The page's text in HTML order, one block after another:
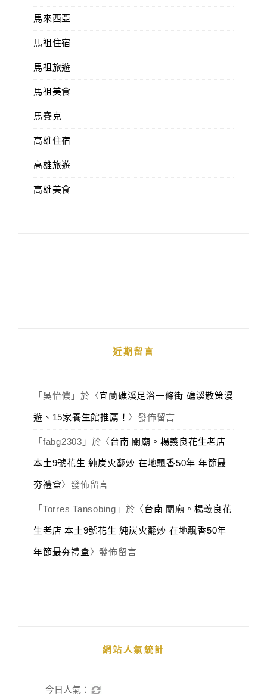
馬來西亞
馬祖住宿
馬祖旅遊
馬祖美食
馬賽克
高雄住宿
高雄旅遊
高雄美食
近期留言
「 吳怡儂 」於〈宜蘭礁溪足浴一條街 礁溪散策漫
遊、15家養生館推薦！ 〉發佈留言
「 fabg2303 」於〈台南 關廟。楊義良花生老店
本土9號花生 純炭火翻炒 在地飄香50年 年節最
夯禮盒〉發佈留言
「 Torres Tansobing 」於〈台南 關廟。楊義良花
生老店 本土9號花生 純炭火翻炒 在地飄香50年
年節最夯禮盒〉發佈留言
網站人氣統計
今日人氣：